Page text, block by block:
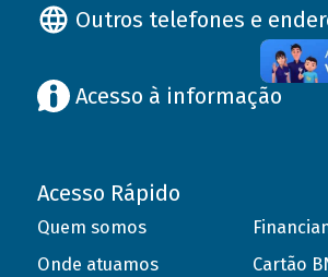
Outros telefones e
Acesso à informação
Acesso Rápido
Quem somos
Onde atuamos
Cartão